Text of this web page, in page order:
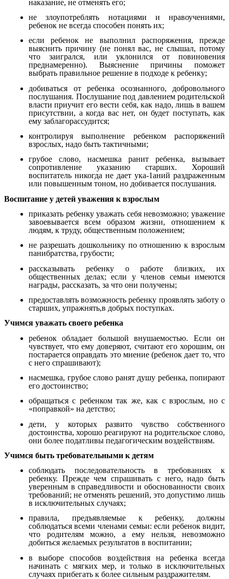
наказание, не отменять его;
не злоупотреблять нотациями и нравоучениями,
ребенок не всегда способен понять их;
если ребенок не выполнил распоряжения, прежде
выяснить причину (не понял вас, не слышал, потому
что заигрался, или уклонился от повиновения
преднамеренно). Выяснение причины поможет
выбрать правильное решение в подходе к ребенку;
добиваться от ребенка осознанного, добровольного
послушания. Послушание под давлением родительской
власти приучит его вести себя, как надо, лишь в вашем
присутствии, а когда вас нет, он будет поступать, как
ему заблагорассудится;
контролируя выполнение ребенком распоряжений
взрослых, надо быть тактичными;
грубое слово, насмешка ранит ребенка, вызывает
сопротивление указанию старших. Хороший
воспитатель никогда не дает ука-1аний раздраженным
или повышенным тоном, но добивается послушания.
Воспитание у детей уважения к взрослым
приказать ребенку уважать себя невозможно; уважение
завоевывается всем образом жизни, отношением к
людям, к труду, общественным положением;
не разрешать дошкольнику по отношению к взрослым
панибратства, грубости;
рассказывать ребенку о работе близких, их
общественных делах; если у членов семьи имеются
награды, рассказать, за что они получены;
предоставлять возможность ребенку проявлять заботу о
старших, упражнять,в добрых поступках.
Учимся уважать своего ребенка
ребенок обладает большой внушаемостью. Если он
чувствует, что ему доверяют, считают его хорошим, он
постарается оправдать это мнение (ребенок дает то, что
с него спрашивают);
насмешка, грубое слово ранят душу ребенка, попирают
его достоинство;
обращаться с ребенком так же, как с взрослым, но с
«поправкой» на детство;
дети, у которых развито чувство собственного
достоинства, хорошо реагируют на родительское слово,
они более податливы педагогическим воздействиям.
Учимся быть требовательными к детям
соблюдать последовательность в требованиях к
ребенку. Прежде чем спрашивать с него, надо быть
уверенным в справедливости и обоснованности своих
требований; не отменять решений, это допустимо лишь
в исключительных случаях;
правила, предъявляемые к ребенку, должны
соблюдаться всеми членами семьи: если ребенок видит,
что родителям можно, а ему нельзя, невозможно
добиться желаемых результатов в воспитании;
в выборе способов воздействия на ребенка всегда
начинать с мягких мер, и только в исключительных
случаях прибегать к более сильным раздражителям.